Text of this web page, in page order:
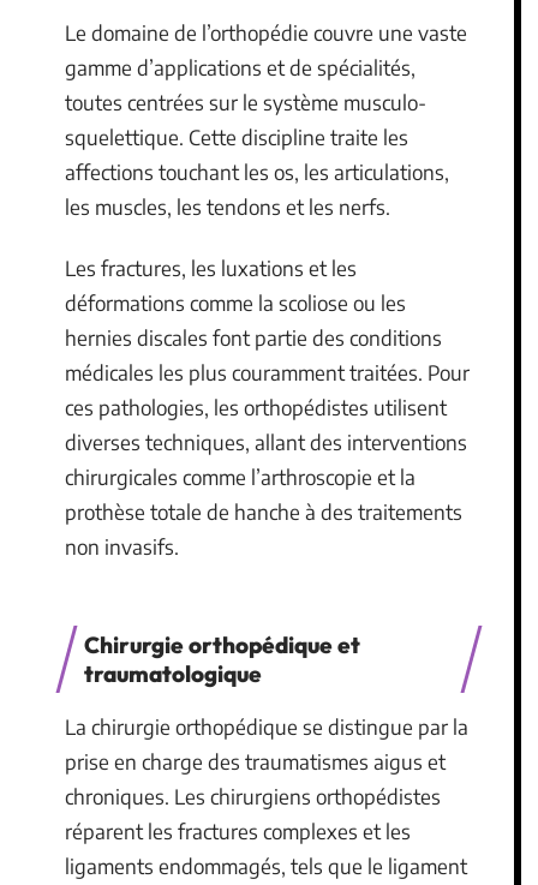
Le domaine de l’orthopédie couvre une vaste
gamme d’applications et de spécialités,
toutes centrées sur le système musculo-
squelettique. Cette discipline traite les
affections touchant les os, les articulations,
les muscles, les tendons et les nerfs.
Les fractures, les luxations et les
déformations comme la scoliose ou les
hernies discales font partie des conditions
médicales les plus couramment traitées. Pour
ces pathologies, les orthopédistes utilisent
diverses techniques, allant des interventions
chirurgicales comme l’arthroscopie et la
prothèse totale de hanche à des traitements
non invasifs.
Chirurgie orthopédique et
traumatologique
La chirurgie orthopédique se distingue par la
prise en charge des traumatismes aigus et
chroniques. Les chirurgiens orthopédistes
réparent les fractures complexes et les
ligaments endommagés, tels que le ligament